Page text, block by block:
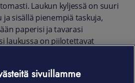
Laukun kyljessä on suuri
sisällä pienempiä taskuja,
paperisi ja tavarasi
laukussa on piilotettavat
sivuillamme